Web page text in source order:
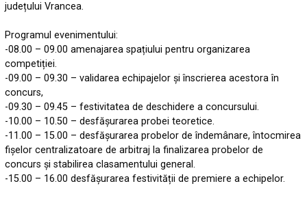
județului Vrancea.
Programul evenimentului:
-08.00 – 09.00 amenajarea spațiului pentru organizarea
competiției.
-09.00 – 09.30 – validarea echipajelor și înscrierea acestora în
concurs,
-09.30 – 09.45 – festivitatea de deschidere a concursului.
-10.00 – 10.50 – desfășurarea probei teoretice.
-11.00 – 15.00 – desfășurarea probelor de îndemânare, întocmirea
fișelor centralizatoare de arbitraj la finalizarea probelor de
concurs și stabilirea clasamentului general.
-15.00 – 16.00 desfășurarea festivității de premiere a echipelor.